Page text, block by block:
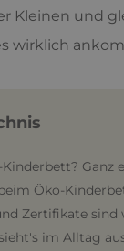
Kleinen und
wirklich
Ganz
Öko-
Zertifikate
im Alltag